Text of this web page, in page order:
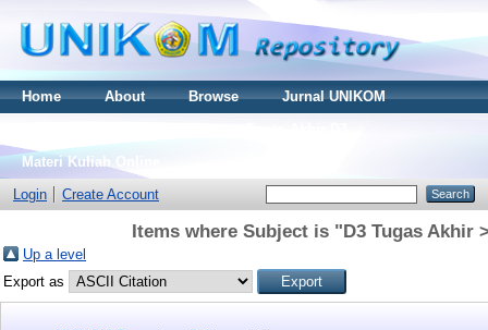
Home About Browse
Jurnal UNIKOM
Materi Kuliah Online
Login
Create Account
Items where Subject is "D3 Tugas Akhir
Up a level
Export as